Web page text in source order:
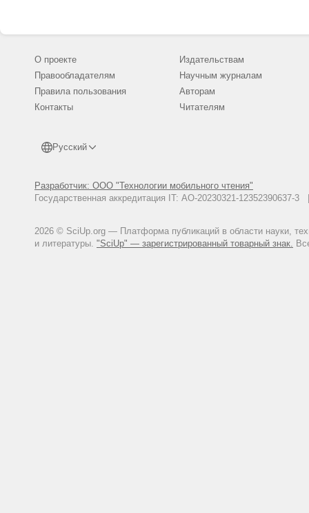
О проекте
Правообладателям
Правила пользования
Контакты
Русский
Разработчик: ООО "Технологии мобильного чтения"
Государственная аккредитация IT: АО-20230321-
2026 © SciUp.org — Платформа публикаций в области науки,
и литературы. "SciUp" — зарегистрированный товарный знак.
Издательствам
Научным журналам
Авторам
Читателям